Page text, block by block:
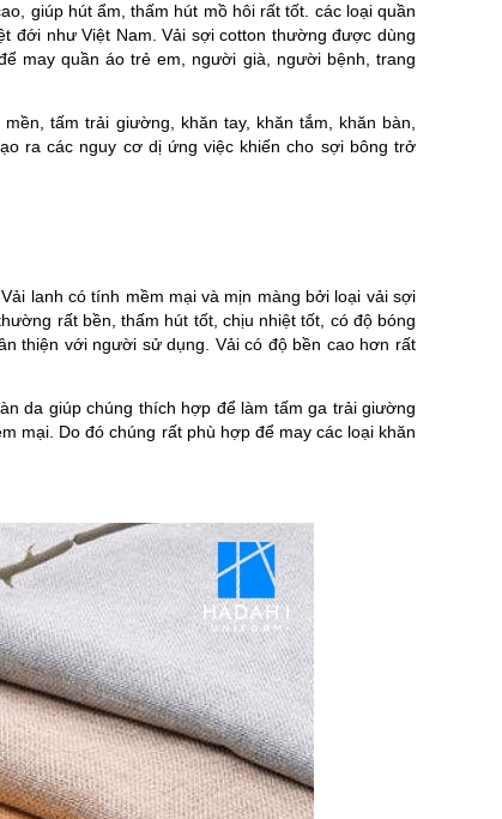
giúp hút ẩm, thấm hút mồ hôi rất tốt. các loại quần
đới như Việt Nam.Vải sợi cotton thường được dùng
may quần áo trẻ em, người già, người bệnh, trang
tấm trải giường, khăn tay, khăn tắm, khăn bàn,
ra các nguy cơ dị ứng việc khiến cho sợi bông trở
lanh có tính mềm mại và mịn màng bởi loại vải sợi
rất bền, thấm hút tốt, chịu nhiệt tốt, có độ bóng
thiện với người sử dụng. Vải có độ bền cao hơn rất
da giúp chúng thích hợp để làm tấm ga trải giường
mại. Do đó chúng rất phù hợp để may các loại khăn